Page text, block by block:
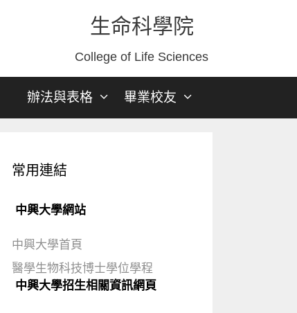
生命科學院
College of Life Sciences
辦法與表格 畢業校友
常用連結
中興大學網站
中興大學首頁
醫學生物科技博士學位學程
中興大學招生相關資訊網頁